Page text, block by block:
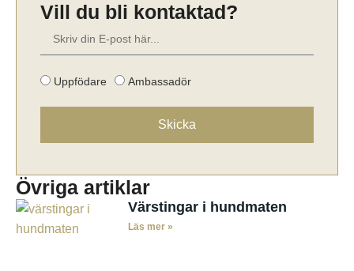
Vill du bli kontaktad?
Uppfödare Ambassadör
Skicka
Övriga artiklar
Värstingar i hundmaten
Läs mer »